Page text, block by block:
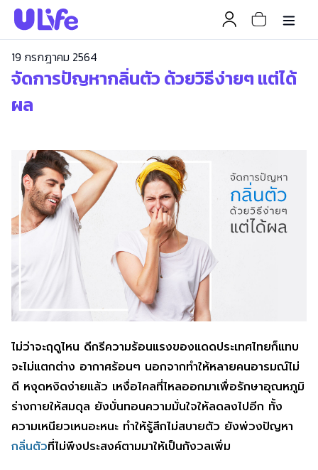
19 กรกฎาคม 2564
จัดการปัญหากลิ่นตัว ด้วยวิธีง่ายๆ แต่ได้
ผล
ไม่ว่าจะฤดูไหน ดีกรีความร้อนแรงของแดดประเทศไทยก็แทบ
จะไม่แตกต่าง อากาศร้อนๆ นอกจากทำให้หลายคนอารมณ์ไม่
ดี หงุดหงิดง่ายแล้ว เหงื่อไคลที่ไหลออกมาเพื่อรักษาอุณหภูมิ
ร่างกายให้สมดุล ยังบั่นทอนความมั่นใจให้ลดลงไปอีก ทั้ง
ความเหนียวเหนอะหนะ ทำให้รู้สึกไม่สบายตัว ยังพ่วงปัญหา
กลิ่นตัวที่ไม่พึงประสงค์ตามมาให้เป็นกังวลเพิ่ม